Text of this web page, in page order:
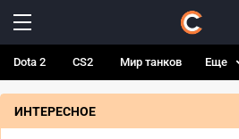
Dota 2 CS2 Мир танков Еще
ИНТЕРЕСНОЕ